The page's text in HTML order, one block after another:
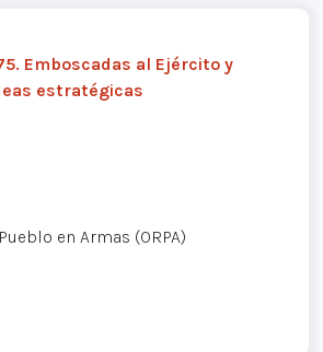
Emboscadas al Ejército y
estratégicas
en Armas (ORPA)